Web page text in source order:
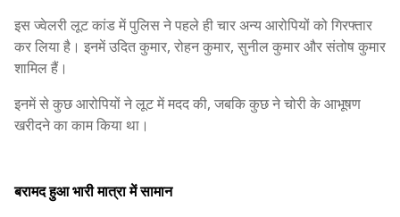
इस ज्वेलरी लूट कांड में पुलिस ने पहले ही चार अन्य आरोपियों को गिरफ्तार
कर लिया है। इनमें उदित कुमार, रोहन कुमार, सुनील कुमार और संतोष कुमार
शामिल हैं।
इनमें से कुछ आरोपियों ने लूट में मदद की, जबकि कुछ ने चोरी के आभूषण
खरीदने का काम किया था।
बरामद हुआ भारी मात्रा में सामान